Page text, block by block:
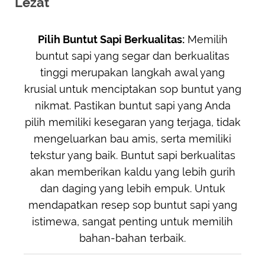
Pilih Buntut Sapi Berkualitas:Memilih
buntut sapi yang segar dan berkualitas
tinggi merupakan langkah awal yang
krusial untuk menciptakan sop buntut yang
nikmat. Pastikan buntut sapi yang Anda
pilih memiliki kesegaran yang terjaga, tidak
mengeluarkan bau amis, serta memiliki
tekstur yang baik. Buntut sapi berkualitas
akan memberikan kaldu yang lebih gurih
dan daging yang lebih empuk. Untuk
mendapatkan resep sop buntut sapi yang
istimewa, sangat penting untuk memilih
bahan-bahan terbaik.